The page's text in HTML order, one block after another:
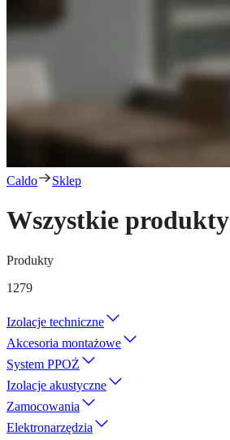
Caldo Sklep
Wszystkie produkty
Produkty
1279
Izolacje techniczne
Akcesoria montażowe
System PPOŻ
Izolacje akustyczne
Zamocowania
Elektronarzędzia